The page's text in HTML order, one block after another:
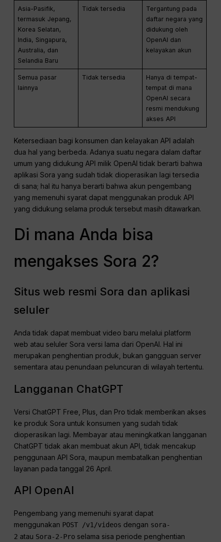
Asia-Pasifik,
termasuk Jepang,
Korea Selatan,
India, Singapura,
Australia, dan
Selandia Baru
Tidak tersedia
Tergantung pada
daftar negara yang
didukung oleh
OpenAI dan
kelayakan akun
Semua pasar
lainnya
Tidak tersedia
Hanya di tempat-
tempat di mana
OpenAI secara
resmi mendukung
akses API
Ketersediaan bagi konsumen dan kelayakan API adalah
dua hal yang berbeda. Adanya suatu negara dalam daftar
umum yang didukung API milik OpenAI tidak berarti bahwa
aplikasi Sora yang sudah tidak dioperasikan lagi tersedia
di sana; hal itu hanya berarti bahwa akun pengembang
yang memenuhi syarat dapat menggunakan produk API
yang didukung selama produk tersebut masih ditawarkan.
Di mana Anda bisa
mengakses Sora 2?
Situs web resmi Sora dan aplikasi
seluler
Anda tidak dapat membuat video baru melalui platform
web atau seluler Sora versi lama dari OpenAI. Hal ini
merupakan penghentian produk, bukan gangguan server
sementara atau penundaan peluncuran di wilayah tertentu.
Langganan ChatGPT
Versi ChatGPT Free, Plus, dan Pro tidak memberikan akses
ke produk Sora untuk konsumen yang sudah tidak
dioperasikan lagi. Membayar atau meningkatkan langganan
ChatGPT tidak akan membuat akun API, tidak mencakup
penggunaan API Sora, maupun membatalkan penghentian
layanan pada tanggal 26 April.
API OpenAI
Pengembang yang memenuhi syarat dapat
menggunakan POST /v1/videos dengan sora-
2 atau Sora-2-Pro selama sisa periode penghentian